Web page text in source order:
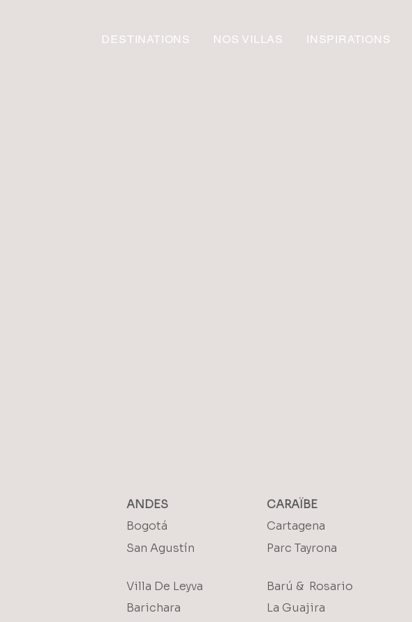
DESTINATIONS NOS VILLAS INSPIRATIONS
ANDES
Bogotá
San Agustín
Villa De Leyva
Barichara
CARAÏBE
Cartagena
Parc Tayrona
Barú & Rosario
La Guajira